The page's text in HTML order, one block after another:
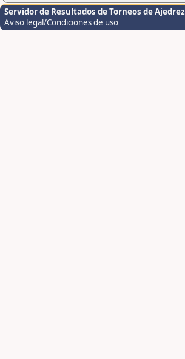
Servidor de Resultados de Torneos de Ajedrez
Aviso legal/Condiciones de uso